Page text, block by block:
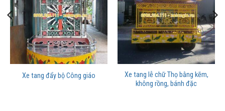
Xe tang đẩy bộ Công giáo
Xe tang lễ chữ Thọ bằng kẽm,
không rồng, bánh đặc